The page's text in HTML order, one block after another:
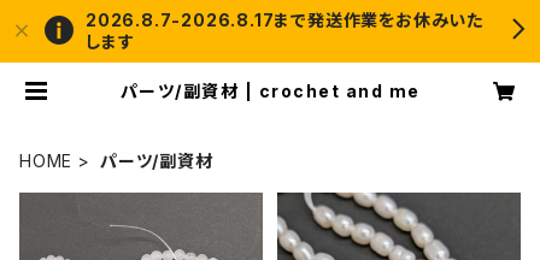
2026.8.7-2026.8.17まで発送作業をお休みいた
します
パーツ/副資材 | crochet and me
HOME パーツ/副資材